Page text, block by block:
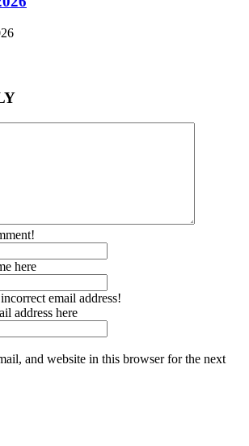
here
email address!
address here
and website in this browser for the next